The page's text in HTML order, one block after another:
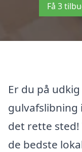
Få 3
Er du på
gulvafslibning
det rette
de bedste